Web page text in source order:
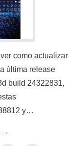
como actualizar
última release
build 24322831,
y…
→